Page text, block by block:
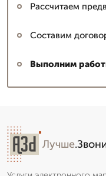
Рассчитаем
Составим
Выполним
Лучше